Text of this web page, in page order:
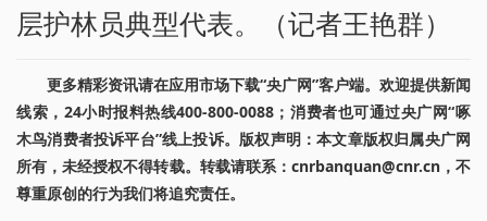
层护林员典型代表。（记者王艳群）
更多精彩资讯请在应用市场下载“央广网”客户端。欢迎提供新闻
线索，24小时报料热线400-800-0088；消费者也可通过央广网“啄
木鸟消费者投诉平台”线上投诉。版权声明：本文章版权归属央广网
所有，未经授权不得转载。转载请联系：cnrbanquan@cnr.cn，不
尊重原创的行为我们将追究责任。